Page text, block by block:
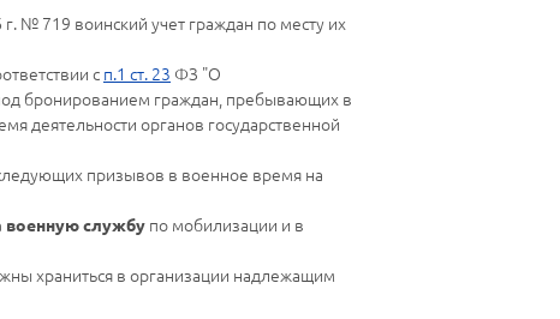
№ 719 воинский учет граждан по месту их
с п.1 ст. 23 ФЗ "О
бронированием граждан, пребывающих в
деятельности органов государственной
призывов в военное время на
военную службу по мобилизации и в
храниться в организации надлежащим